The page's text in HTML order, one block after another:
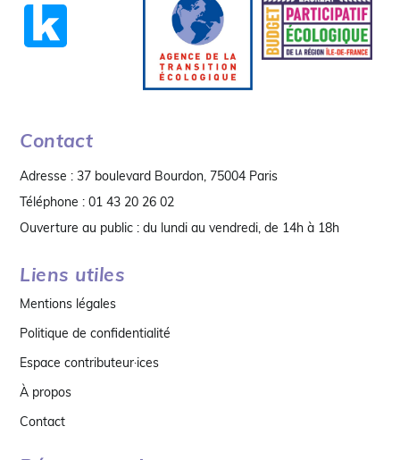
Contact
Adresse : 37 boulevard Bourdon, 75004 Paris
Téléphone : 01 43 20 26 02
Ouverture au public : du lundi au vendredi, de 14h à 18h
Liens utiles
Mentions légales
Politique de confidentialité
Espace contributeur·ices
À propos
Contact